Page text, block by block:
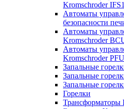
Kromschroder
Автоматы
безопасности
Автоматы
Kromschroder
Автоматы
Kromschroder PFU
Запальные
Запальные
Запальные
Горелки
Трансформаторы